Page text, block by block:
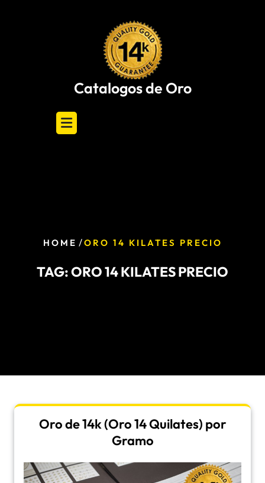
Catalogos de Oro
HOME /ORO 14 KILATES PRECIO
TAG:ORO 14 KILATES PRECIO
Oro de 14k (Oro 14 Quilates) por
Gramo